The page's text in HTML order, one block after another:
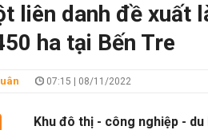
liên danh đề xuất
ha tại Bến Tre
07:15 | 08/11/2022
Khu đô thị - công nghiệp -